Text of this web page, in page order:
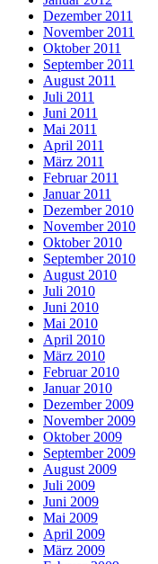
Dezember 2011
November 2011
Oktober 2011
September 2011
August 2011
Juli 2011
Juni 2011
Mai 2011
April 2011
März 2011
Februar 2011
Januar 2011
Dezember 2010
November 2010
Oktober 2010
September 2010
August 2010
Juli 2010
Juni 2010
Mai 2010
April 2010
März 2010
Februar 2010
Januar 2010
Dezember 2009
November 2009
Oktober 2009
September 2009
August 2009
Juli 2009
Juni 2009
Mai 2009
April 2009
März 2009